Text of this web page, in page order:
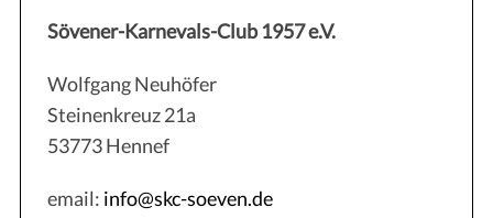
Sövener-Karnevals-Club 1957 e.V.
Wolfgang Neuhöfer
Steinenkreuz 21a
53773 Hennef
email: info@skc-soeven.de